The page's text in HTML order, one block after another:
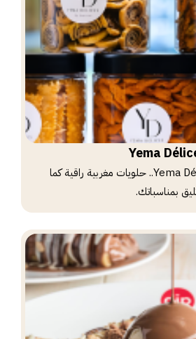
Yema
Yema Délices by Bennani.. حلويات مغربية راقية كما
بمناسباتك.